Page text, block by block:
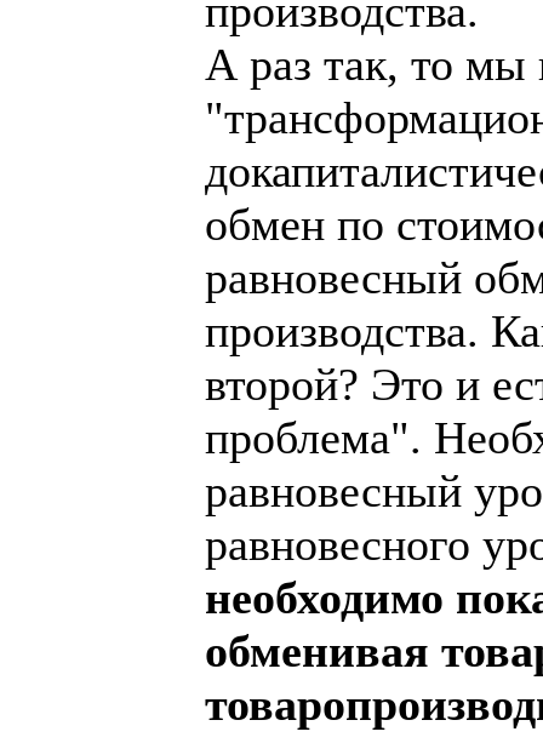
производства.
А раз так, то мы
обмен по
равновесный
производства.
второй? Это и
проблема".
равновесный
равновесного
необходимо
обменивая